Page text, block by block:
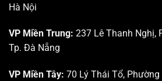
Hà Nội
VP Miền Trung: 237 Lê Thanh Nghị,
Tp. Đà Nẵng
VP Miền Tây: 70 Lý Thái Tổ, Phường